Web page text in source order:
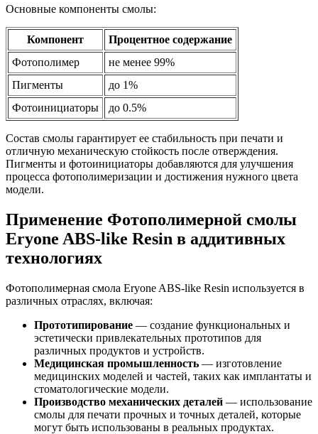
Основные компоненты смолы:
Компонент
Процентное содержание
Фотополимер
не менее 99%
Пигменты
до 1%
Фотоинициаторы
до 0.5%
Состав смолы гарантирует ее стабильность при печати и
отличную механическую стойкость после отверждения.
Пигменты и фотоинициаторы добавляются для улучшения
процесса фотополимеризации и достижения нужного цвета
модели.
Применение Фотополимерной смолы
Eryone ABS-like Resin в аддитивных
технологиях
Фотополимерная смола Eryone ABS-like Resin используется в
различных отраслях, включая:
Прототипирование — создание функциональных и
эстетически привлекательных прототипов для
различных продуктов и устройств.
Медицинская промышленность — изготовление
медицинских моделей и частей, таких как имплантаты и
стоматологические модели.
Производство механических деталей — использование
смолы для печати прочных и точных деталей, которые
могут быть использованы в реальных продуктах.